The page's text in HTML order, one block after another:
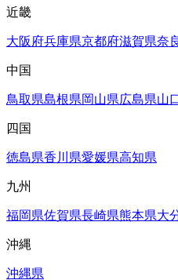
近畿
大阪府兵庫県京都府滋賀県奈
中国
鳥取県島根県岡山県広島県山
四国
徳島県香川県愛媛県高知県
九州
福岡県佐賀県長崎県熊本県大
沖縄
沖縄県